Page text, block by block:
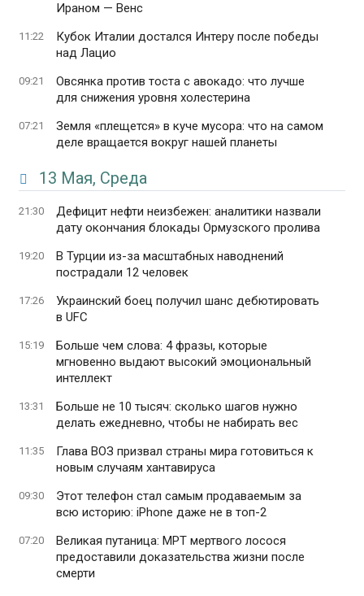
Ираном — Венс
11:22
Кубок Италии достался Интеру после победы
над Лацио
09:21
Овсянка против тоста с авокадо: что лучше
для снижения уровня холестерина
07:21
Земля «плещется» в куче мусора: что на самом
деле вращается вокруг нашей планеты
13 Мая, Среда
21:30
Дефицит нефти неизбежен: аналитики назвали
дату окончания блокады Ормузского пролива
19:20
В Турции из-за масштабных наводнений
пострадали 12 человек
17:26
Украинский боец ​​получил шанс дебютировать
в UFC
15:19
Больше чем слова: 4 фразы, которые
мгновенно выдают высокий эмоциональный
интеллект
13:31
Больше не 10 тысяч: сколько шагов нужно
делать ежедневно, чтобы не набирать вес
11:35
Глава ВОЗ призвал страны мира готовиться к
новым случаям хантавируса
09:30
Этот телефон стал самым продаваемым за
всю историю: iPhone даже не в топ-2
07:20
Великая путаница: МРТ мертвого лосося
предоставили доказательства жизни после
смерти